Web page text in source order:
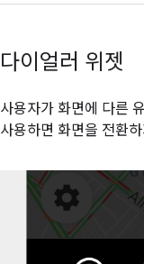
다이얼러 위젯
사용자가 화면에 다른
사용하면 화면을 전환